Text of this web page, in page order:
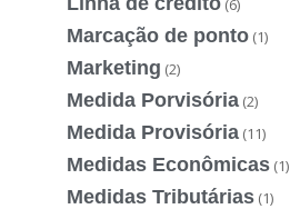
(6)
Marcação de ponto (1)
Marketing (2)
Medida Porvisória (2)
Medida Provisória (11)
Medidas Econômicas (1)
Medidas Tributárias (1)